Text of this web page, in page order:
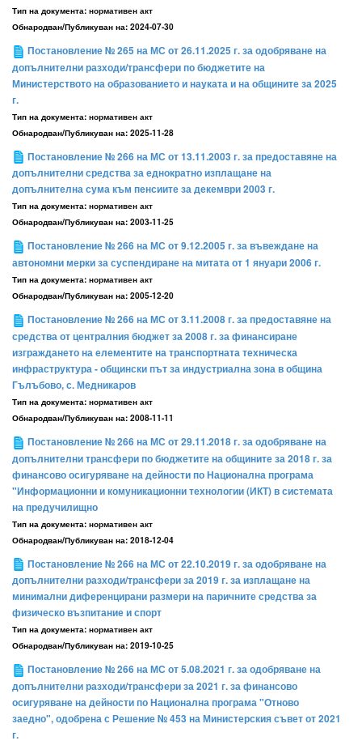
Тип на документа: нормативен акт
Обнародван/Публикуван на: 2024-07-30
Постановление № 265 на МС от 26.11.2025 г. за одобряване на
допълнителни разходи/трансфери по бюджетите на
Министерството на образованието и науката и на общините за 2025
г.
Тип на документа: нормативен акт
Обнародван/Публикуван на: 2025-11-28
Постановление № 266 на МС от 13.11.2003 г. за предоставяне на
допълнителни средства за еднократно изплащане на
допълнителна сума към пенсиите за декември 2003 г.
Тип на документа: нормативен акт
Обнародван/Публикуван на: 2003-11-25
Постановление № 266 на МС от 9.12.2005 г. за въвеждане на
автономни мерки за суспендиране на митата от 1 януари 2006 г.
Тип на документа: нормативен акт
Обнародван/Публикуван на: 2005-12-20
Постановление № 266 на МС от 3.11.2008 г. за предоставяне на
средства от централния бюджет за 2008 г. за финансиране
изграждането на елементите на транспортната техническа
инфраструктура - общински път за индустриална зона в община
Гълъбово, с. Медникаров
Тип на документа: нормативен акт
Обнародван/Публикуван на: 2008-11-11
Постановление № 266 на МС от 29.11.2018 г. за одобряване на
допълнителни трансфери по бюджетите на общините за 2018 г. за
финансово осигуряване на дейности по Национална програма
"Информационни и комуникационни технологии (ИКТ) в системата
на предучилищно
Тип на документа: нормативен акт
Обнародван/Публикуван на: 2018-12-04
Постановление № 266 на МС от 22.10.2019 г. за одобряване на
допълнителни разходи/трансфери за 2019 г. за изплащане на
минимални диференцирани размери на паричните средства за
физическо възпитание и спорт
Тип на документа: нормативен акт
Обнародван/Публикуван на: 2019-10-25
Постановление № 266 на МС от 5.08.2021 г. за одобряване на
допълнителни разходи/трансфери за 2021 г. за финансово
осигуряване на дейности по Национална програма "Отново
заедно", одобрена с Решение № 453 на Министерския съвет от 2021
г.